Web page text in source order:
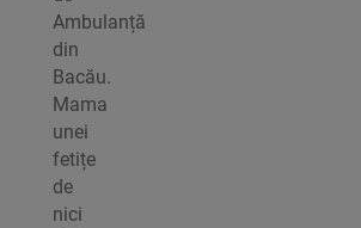
Ambulanță
din
Bacău.
Mama
unei
fetițe
de
nici